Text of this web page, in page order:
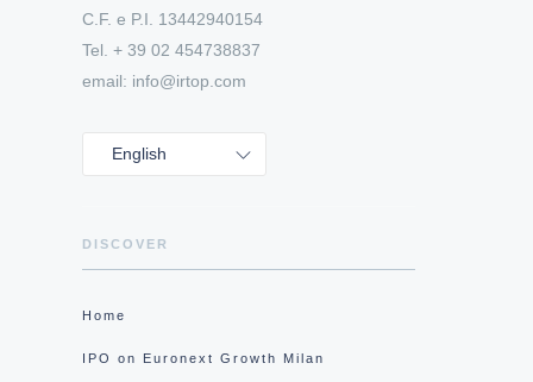
C.F. e P.I. 13442940154
Tel. + 39 02 454738837
email: info@irtop.com
English
DISCOVER
Home
IPO on Euronext Growth Milan